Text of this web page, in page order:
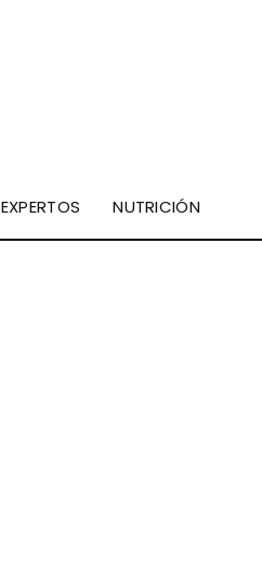
EXPERTOS NUTRICIÓN